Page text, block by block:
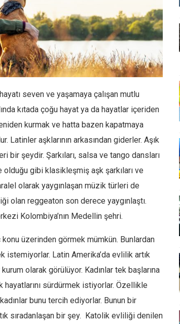
seven ve yaşamaya çalışan mutlu
kıtada çoğu hayat ya da hayatlar içeriden
kurmak ve hatta bazen kapatmaya
Latinler aşklarının arkasından giderler. Aşık
bir şeydir. Şarkıları, salsa ve tango dansları
olduğu gibi klasikleşmiş aşk şarkıları ve
olarak yaygınlaşan müzik türleri de
olan reggeaton son derece yaygınlaştı.
Kolombiya’nın Medellin şehri.
üzerinden görmek mümkün. Bunlardan
Latin Amerika’da evlilik artık
olarak görülüyor. Kadınlar tek başlarına
sürdürmek istiyorlar. Özellikle
bunu tercih ediyorlar. Bunun bir
sıradanlaşan bir şey. Katolik evliliği denilen